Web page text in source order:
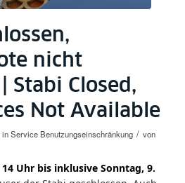
nicht
Stabi Closed,
Not Available
inService Benutzungseinschränkung / von
Uhr bis inklusive Sonntag, 9.